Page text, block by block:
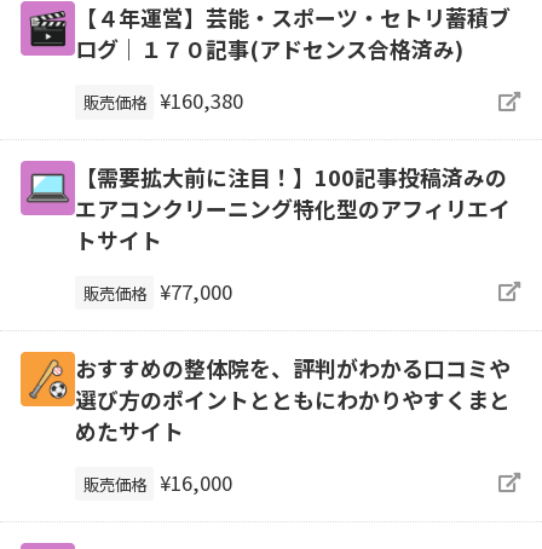
【４年運営】芸能・スポーツ・セトリ蓄積ブ
ログ｜１７０記事(アドセンス合格済み)
販売価格 ¥160,380
【需要拡大前に注目！】100記事投稿済みの
エアコンクリーニング特化型のアフィリエイ
トサイト
販売価格 ¥77,000
おすすめの整体院を、評判がわかる口コミや
選び方のポイントとともにわかりやすくまと
めたサイト
販売価格 ¥16,000